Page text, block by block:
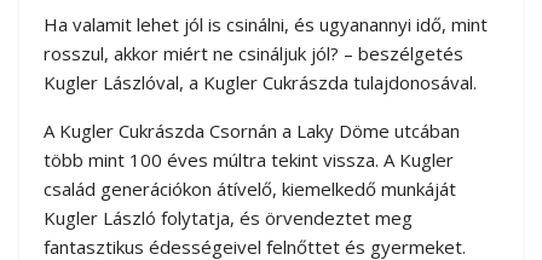
Ha valamit lehet jól is csinálni, és ugyanannyi idő, mint
rosszul, akkor miért ne csináljuk jól? – beszélgetés
Kugler Lászlóval, a Kugler Cukrászda tulajdonosával.
A Kugler Cukrászda Csornán a Laky Döme utcában
több mint 100 éves múltra tekint vissza. A Kugler
család generációkon átívelő, kiemelkedő munkáját
Kugler László folytatja, és örvendeztet meg
fantasztikus édességeivel felnőttet és gyermeket.